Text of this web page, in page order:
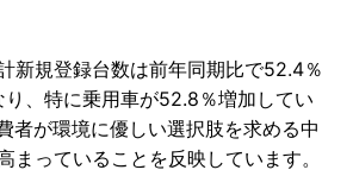
新規登録台数は前年同期比で52.4％
、特に乗用車が52.8％増加してい
者が環境に優しい選択肢を求める中
まっていることを反映しています。